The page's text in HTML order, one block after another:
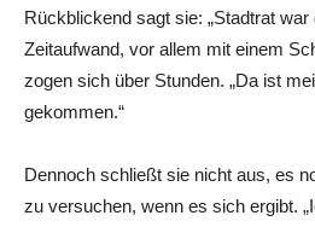
Rückblickend sagt sie: „Stadtrat
Zeitaufwand, vor allem mit einem
zogen sich über Stunden. „Da ist
gekommen.“
Dennoch schließt sie nicht aus, es
zu versuchen, wenn es sich ergibt.